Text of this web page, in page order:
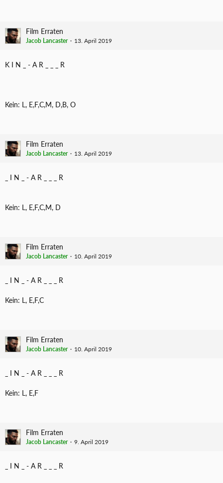
Film Erraten
Jacob Lancaster 13. April 2019
K I N _ - A R _ _ _ R
Kein: L, E,F,C,M, D,B, O
Film Erraten
Jacob Lancaster 13. April 2019
_ I N _ - A R _ _ _ R
Kein: L, E,F,C,M, D
Film Erraten
Jacob Lancaster 10. April 2019
_ I N _ - A R _ _ _ R
Kein: L, E,F,C
Film Erraten
Jacob Lancaster 10. April 2019
_ I N _ - A R _ _ _ R
Kein: L, E,F
Film Erraten
Jacob Lancaster 9. April 2019
_ I N _ - A R _ _ _ R